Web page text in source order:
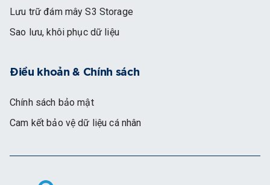
Lưu trữ đám mây S3 Storage
Sao lưu, khôi phục dữ liệu
Điều khoản & Chính sách
Chính sách bảo mật
Cam kết bảo vệ dữ liệu cá nhân